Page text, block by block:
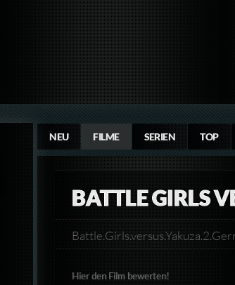
NEU FILME SERIEN TOP
BATTLE GIRLS
Hier den Film bewerten!